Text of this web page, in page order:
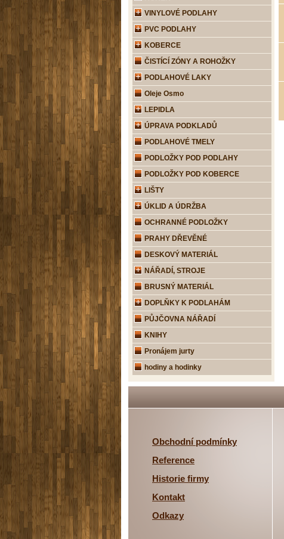
VINYLOVÉ PODLAHY
PVC PODLAHY
KOBERCE
ČISTÍCÍ ZÓNY A ROHOŽKY
PODLAHOVÉ LAKY
Oleje Osmo
LEPIDLA
ÚPRAVA PODKLADŮ
PODLAHOVÉ TMELY
PODLOŽKY POD PODLAHY
PODLOŽKY POD KOBERCE
LIŠTY
ÚKLID A ÚDRŽBA
OCHRANNÉ PODLOŽKY
PRAHY DŘEVĚNÉ
DESKOVÝ MATERIÁL
NÁŘADÍ, STROJE
BRUSNÝ MATERIÁL
DOPLŇKY K PODLAHÁM
PŮJČOVNA NÁŘADÍ
KNIHY
Pronájem jurty
hodiny a hodinky
Obchodní podmínky
Reference
Historie firmy
Kontakt
Odkazy